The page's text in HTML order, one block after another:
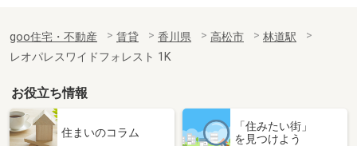
goo住宅・不動産 賃貸 香川県 高松市
林道駅
レオパレスワイドフォレスト 1K
お役立ち情報
住まいのコラム
「住みたい街」
を見つけよう